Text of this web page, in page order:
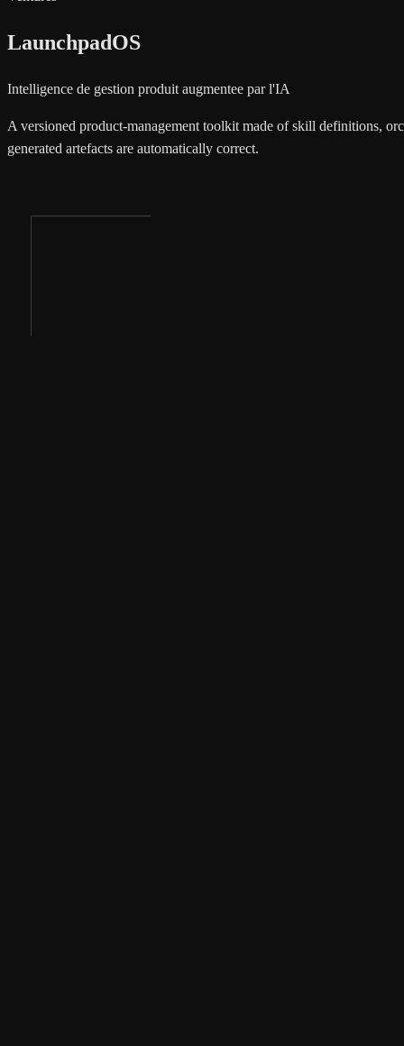
LaunchpadOS
Intelligence de gestion produit augmentee par l'IA
A versioned product-management toolkit made of skill definitions,
generated artefacts are automatically correct.